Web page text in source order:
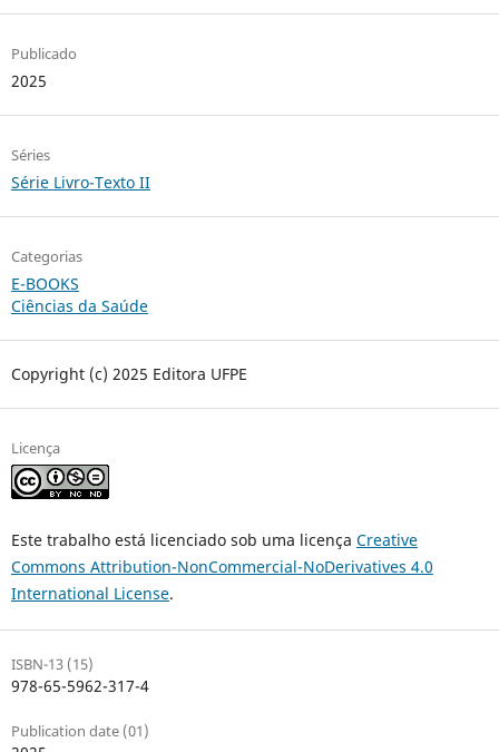
Publicado
2025
Séries
Série Livro-Texto II
Categorias
E-BOOKS
Ciências da Saúde
Copyright (c) 2025 Editora UFPE
Licença
Este trabalho está licenciado sob uma licença Creative
Commons Attribution-NonCommercial-NoDerivatives 4.0
International License.
ISBN-13 (15)
978-65-5962-317-4
Publication date (01)